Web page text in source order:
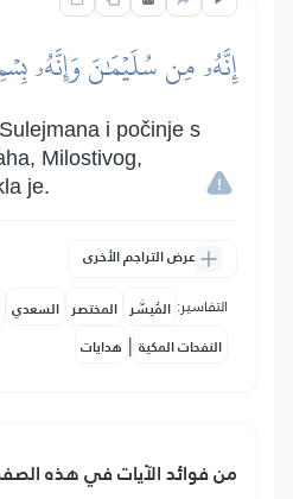
إِنَّهُۥ مِن سُلَيۡمَٰنَ وَإِنَّهُۥ
i počinje s
Milostivog,
je.
عرض التراجم الأخرى
التفاسير: المُيسَّر المختصر السعدي
النفحات المكية | هدايات
من فوائد الآيات في هذه